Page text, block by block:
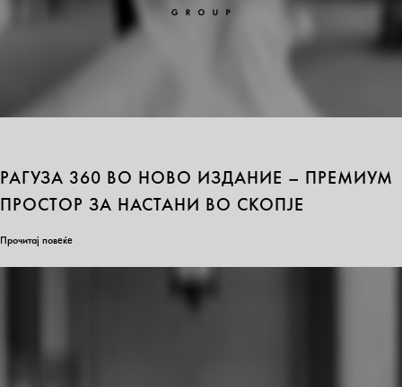
РАГУЗА 360 ВО НОВО ИЗДАНИЕ – ПРЕМИУМ
ПРОСТОР ЗА НАСТАНИ ВО СКОПЈЕ
Прочитај повеќе